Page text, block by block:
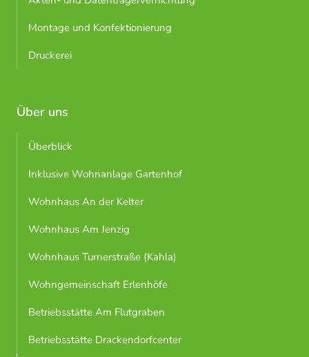
Montage und Konfektionierung
Druckerei
Über uns
Überblick
Inklusive Wohnanlage Gartenhof
Wohnhaus An der Kelter
Wohnhaus Am Jenzig
Wohnhaus Turnerstraße (Kahla)
Wohngemeinschaft Erlenhöfe
Betriebsstätte Am Flutgraben
Betriebsstätte Drackendorfcenter